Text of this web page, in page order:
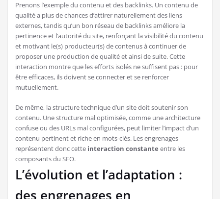
Prenons l’exemple du contenu et des backlinks. Un contenu de
qualité a plus de chances d’attirer naturellement des liens
externes, tandis qu’un bon réseau de backlinks améliore la
pertinence et l’autorité du site, renforçant la visibilité du contenu
et motivant le(s) producteur(s) de contenus à continuer de
proposer une production de qualité et ainsi de suite. Cette
interaction montre que les efforts isolés ne suffisent pas : pour
être efficaces, ils doivent se connecter et se renforcer
mutuellement.
De même, la structure technique d’un site doit soutenir son
contenu. Une structure mal optimisée, comme une architecture
confuse ou des URLs mal configurées, peut limiter l’impact d’un
contenu pertinent et riche en mots-clés. Les engrenages
représentent donc cette interaction constante entre les
composants du SEO.
L’évolution et l’adaptation :
des engrenages en